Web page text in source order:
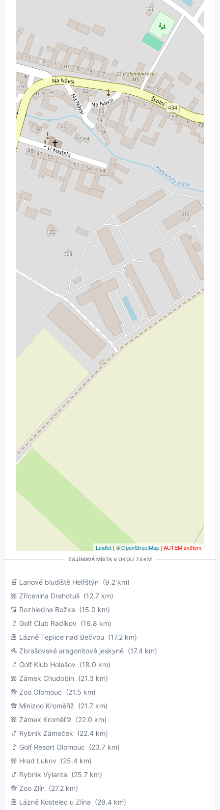
Leaflet | ©OpenStreetMap | AUTEM světem
ZAJÍMAVÁ MÍSTA V OKOLÍ 75 KM
Lanové bludiště Helfštýn (9.2 km)
Zřícenina Drahotuš (12.7 km)
Rozhledna Božka (15.0 km)
Golf Club Radíkov (16.8 km)
Lázně Teplice nad Bečvou (17.2 km)
Zbrašovské aragonitové jeskyně (17.4 km)
Golf Klub Holešov (18.0 km)
Zámek Chudobín (21.3 km)
Zoo Olomouc (21.5 km)
Minizoo Kroměříž (21.7 km)
Zámek Kroměříž (22.0 km)
Rybník Zámeček (22.4 km)
Golf Resort Olomouc (23.7 km)
Hrad Lukov (25.4 km)
Rybník Výlanta (25.7 km)
Zoo Zlín (27.2 km)
Lázně Kostelec u Zlína (28.4 km)